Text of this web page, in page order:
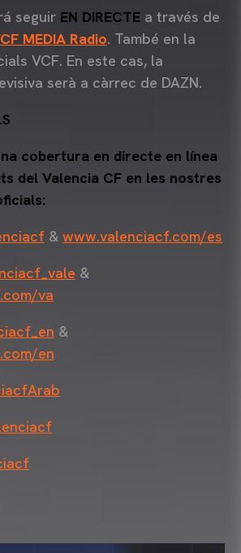
seguir EN DIRECTE a través de
MEDIA Radio. També en la
VCF. En este cas, la
serà a càrrec de DAZN.
cobertura en directe en línea
del Valencia CF en les nostres
& www.valenciacf.com/es
&
va
&
en